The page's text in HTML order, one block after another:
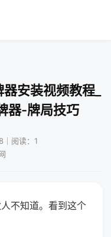
安装视频教程_
器-牌局技巧
阅读：1
不知道。看到这个